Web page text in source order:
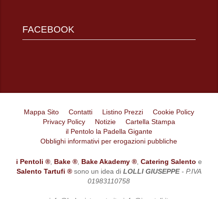
FACEBOOK
Mappa Sito Contatti Listino Prezzi
Cookie Policy
Privacy Policy
Notizie
Cartella Stampa
il Pentolo la Padella Gigante
Obblighi informativi per erogazioni pubbliche
i Pentoli ®, Bake ®, Bake Akademy ®, Catering Salento e
Salento Tartufi ® sono un idea di LOLLI GIUSEPPE- P.IVA
01983110758